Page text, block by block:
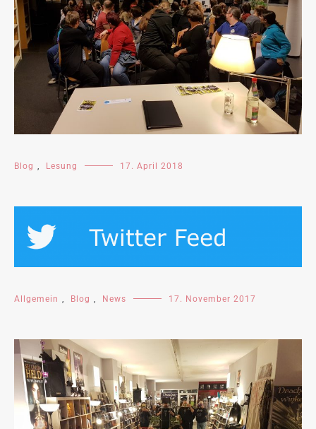
Blog , Lesung 17. April 2018
Allgemein Blog News 17. November 2017